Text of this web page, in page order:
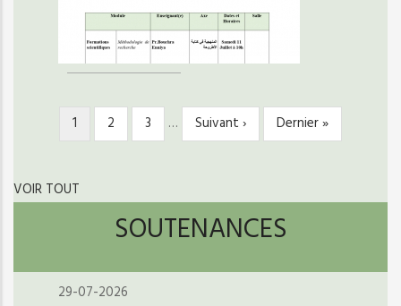
PAGINATION
Page
courante
1 Page
2 Page
3 …
Page
suivante
Suivant ›
Dernière
page
Dernier »
VOIR TOUT
SOUTENANCES
29-07-2026